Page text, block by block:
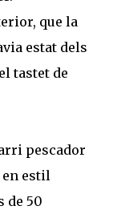
que la
estat dels
tastet de
pescador
en estil
de 50